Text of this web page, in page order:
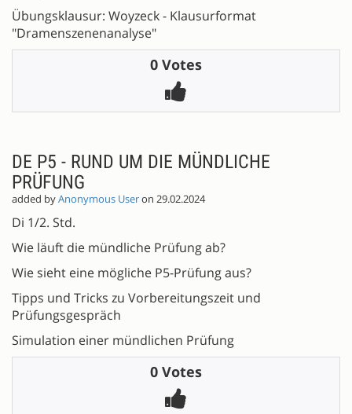
Übungsklausur: Woyzeck - Klausurformat
"Dramenszenenanalyse"
0 Votes
DE P5 - RUND UM DIE MÜNDLICHE
PRÜFUNG
added byAnonymous Useron 29.02.2024
Di 1/2. Std.
Wie läuft die mündliche Prüfung ab?
Wie sieht eine mögliche P5-Prüfung aus?
Tipps und Tricks zu Vorbereitungszeit und
Prüfungsgespräch
Simulation einer mündlichen Prüfung
0 Votes